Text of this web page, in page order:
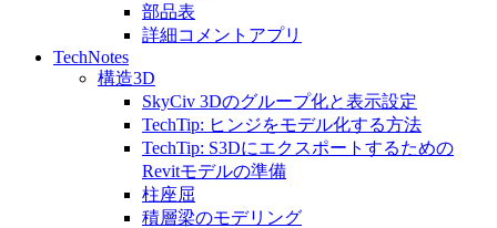
部品表
詳細コメントアプリ
TechNotes
構造3D
SkyCiv 3Dのグループ化と表示設定
TechTip: ヒンジをモデル化する方法
TechTip: S3Dにエクスポートするための
Revitモデルの準備
柱座屈
積層梁のモデリング